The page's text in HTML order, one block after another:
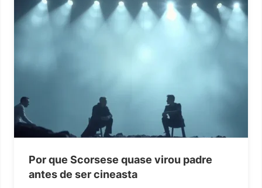
Por que Scorsese quase virou padre
antes de ser cineasta